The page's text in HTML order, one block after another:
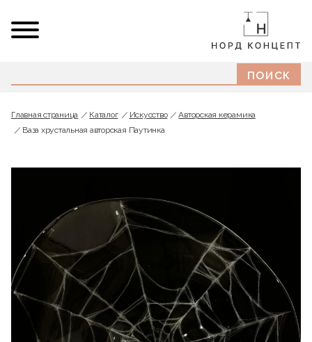
Главная страница Каталог Искусство
Авторская керамика
Ваза хрустальная авторская Паутинка